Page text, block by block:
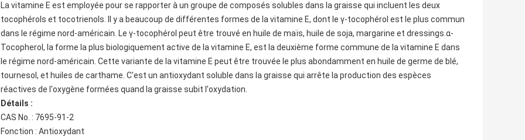
La vitamine E est employée pour se rapporter à un groupe de composés solubles dans la graisse qui incluent les deux
tocophérols et tocotrienols. Il y a beaucoup de différentes formes de la vitamine E, dont le γ-tocophérol est le plus commun
dans le régime nord-américain. Le γ-tocophérol peut être trouvé en huile de maïs, huile de soja, margarine et dressings.α-
Tocopherol, la forme la plus biologiquement active de la vitamine E, est la deuxième forme commune de la vitamine E dans
le régime nord-américain. Cette variante de la vitamine E peut être trouvée le plus abondamment en huile de germe de blé,
tournesol, et huiles de carthame. C'est un antioxydant soluble dans la graisse qui arrête la production des espèces
réactives de l'oxygène formées quand la graisse subit l'oxydation.
Détails :
CAS No. : 7695-91-2
Fonction : Antioxydant